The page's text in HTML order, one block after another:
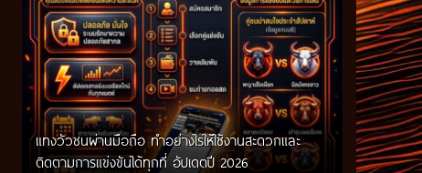
แทงวัวชนผ่านมือถือ ทำอย่างไรให้ใช้งานสะดวกและ
ติดตามการแข่งขันได้ทุกที่ อัปเดตปี 2026